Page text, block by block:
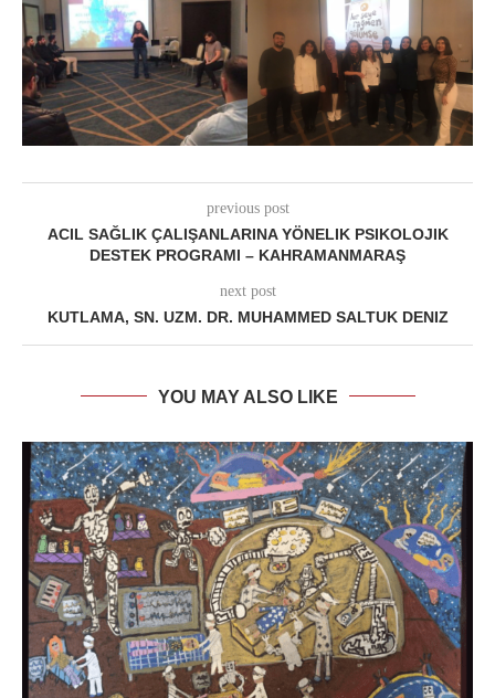
previous post
ACIL SAĞLIK ÇALIŞANLARINA YÖNELIK PSIKOLOJIK
DESTEK PROGRAMI – KAHRAMANMARAŞ
next post
KUTLAMA, SN. UZM. DR. MUHAMMED SALTUK DENIZ
YOU MAY ALSO LIKE